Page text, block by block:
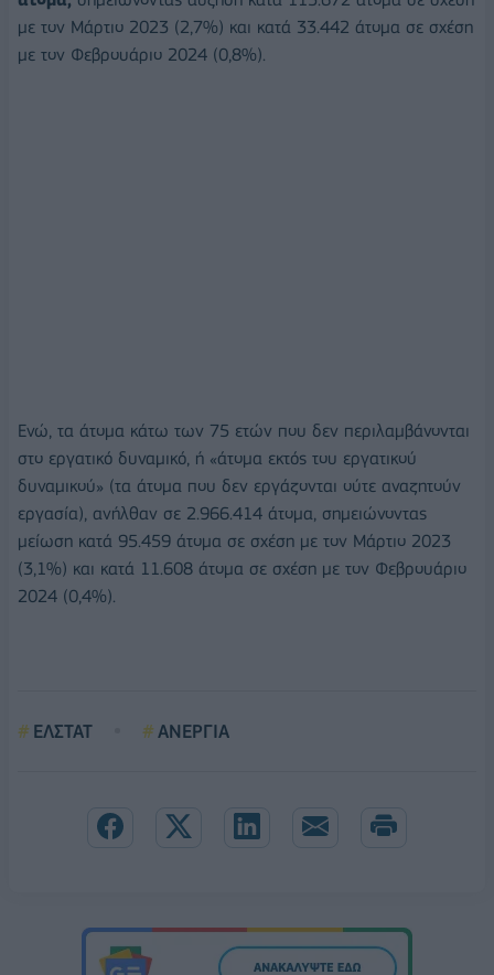
με τον Μάρτιο 2023 (2,7%) και κατά 33.442 άτομα σε σχέση
με τον Φεβρουάριο 2024 (0,8%).
Ενώ, τα άτομα κάτω των 75 ετών που δεν περιλαμβάνονται
στο εργατικό δυναμικό, ή «άτομα εκτός του εργατικού
δυναμικού» (τα άτομα που δεν εργάζονται ούτε αναζητούν
εργασία), ανήλθαν σε 2.966.414 άτομα, σημειώνοντας
μείωση κατά 95.459 άτομα σε σχέση με τον Μάρτιο 2023
(3,1%) και κατά 11.608 άτομα σε σχέση με τον Φεβρουάριο
2024 (0,4%).
ΕΛΣΤΑΤ ΑΝΕΡΓΙΑ